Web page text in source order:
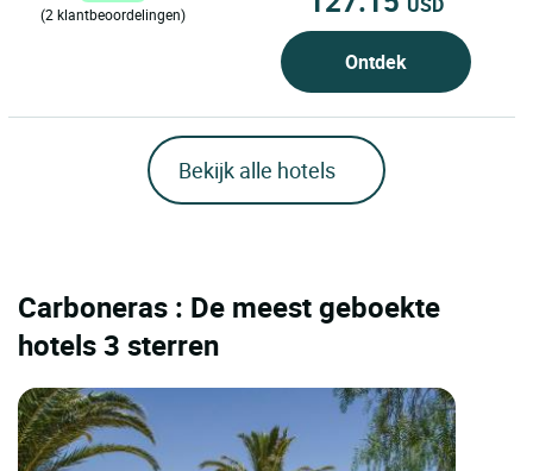
(2 klantbeoordelingen) USD
Ontdek
Bekijk alle hotels
Carboneras : De meest geboekte
hotels 3 sterren